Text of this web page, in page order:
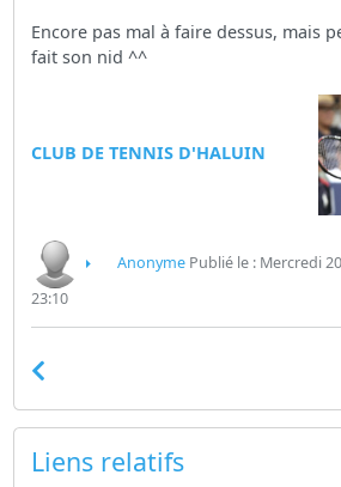
Encore pas mal à faire dessus, mais
fait son nid ^^
CLUB DE TENNIS D'HALUIN
AnonymePublié le : Mercredi
23:10
Liens relatifs